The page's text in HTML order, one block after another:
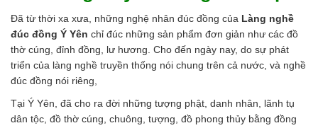
Đã từ thời xa xưa, những nghệ nhân đúc đồng của Làng nghề
đúc đồng Ý Yên chỉ đúc những sản phẩm đơn giản như các đồ
thờ cúng, đỉnh đồng, lư hương. Cho đến ngày nay, do sự phát
triển của làng nghề truyền thống nói chung trên cả nước, và nghề
đúc đồng nói riêng,
Tại Ý Yên, đã cho ra đời những tượng phật, danh nhân, lãnh tụ
dân tộc, đồ thờ cúng, chuông, tượng, đồ phong thủy bằng đồng